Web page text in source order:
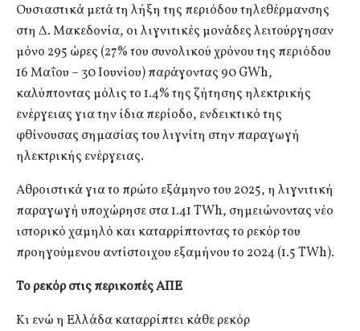
Ουσιαστικά μετά τη λήξη της περιόδου τηλεθέρμανσης
στη Δ. Μακεδονία, οι λιγνιτικές μονάδες λειτούργησαν
μόνο 295 ώρες (27% του συνολικού χρόνου της περιόδου
16 Μαΐου – 30 Ιουνίου) παράγοντας 90 GWh,
καλύπτοντας μόλις το 1.4% της ζήτησης ηλεκτρικής
ενέργειας για την ίδια περίοδο, ενδεικτικό της
φθίνουσας σημασίας του λιγνίτη στην παραγωγή
ηλεκτρικής ενέργειας.
Αθροιστικά για το πρώτο εξάμηνο του 2025, η λιγνιτική
παραγωγή υποχώρησε στα 1.41 TWh, σημειώνοντας νέο
ιστορικό χαμηλό και καταρρίπτοντας το ρεκόρ του
προηγούμενου αντίστοιχου εξαμήνου το 2024 (1.5 TWh).
Το ρεκόρ στις περικοπές ΑΠΕ
Κι ενώ η Ελλάδα καταρρίπτει κάθε ρεκόρ